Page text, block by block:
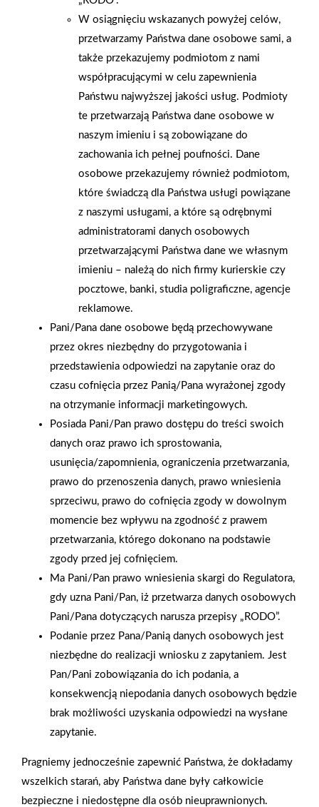
W osiągnięciu wskazanych powyżej celów,
przetwarzamy Państwa dane osobowe sami, a
także przekazujemy podmiotom z nami
współpracującymi w celu zapewnienia
Państwu najwyższej jakości usług. Podmioty
te przetwarzają Państwa dane osobowe w
naszym imieniu i są zobowiązane do
zachowania ich pełnej poufności. Dane
osobowe przekazujemy również podmiotom,
które świadczą dla Państwa usługi powiązane
z naszymi usługami, a które są odrębnymi
administratorami danych osobowych
przetwarzającymi Państwa dane we własnym
imieniu – należą do nich firmy kurierskie czy
pocztowe, banki, studia poligraficzne, agencje
reklamowe.
Pani/Pana dane osobowe będą przechowywane
przez okres niezbędny do przygotowania i
przedstawienia odpowiedzi na zapytanie oraz do
czasu cofnięcia przez Panią/Pana wyrażonej zgody
na otrzymanie informacji marketingowych.
Posiada Pani/Pan prawo dostępu do treści swoich
danych oraz prawo ich sprostowania,
usunięcia/zapomnienia, ograniczenia przetwarzania,
prawo do przenoszenia danych, prawo wniesienia
sprzeciwu, prawo do cofnięcia zgody w dowolnym
momencie bez wpływu na zgodność z prawem
przetwarzania, którego dokonano na podstawie
zgody przed jej cofnięciem.
Ma Pani/Pan prawo wniesienia skargi do Regulatora,
gdy uzna Pani/Pan, iż przetwarza danych osobowych
Pani/Pana dotyczących narusza przepisy „RODO”.
Podanie przez Pana/Panią danych osobowych jest
niezbędne do realizacji wniosku z zapytaniem. Jest
Pan/Pani zobowiązania do ich podania, a
konsekwencją niepodania danych osobowych będzie
brak możliwości uzyskania odpowiedzi na wysłane
zapytanie.
Pragniemy jednocześnie zapewnić Państwa, że dokładamy
wszelkich starań, aby Państwa dane były całkowicie
bezpieczne i niedostępne dla osób nieuprawnionych.